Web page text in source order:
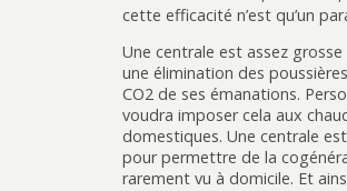
cette efficacité n’est qu’un
Une centrale est assez
une élimination des
CO2 de ses émanations.
voudra imposer cela aux
domestiques. Une centrale
pour permettre de la
rarement vu à domicile. Et